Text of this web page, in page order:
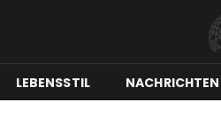
LEBENSSTIL NACHRICHTEN